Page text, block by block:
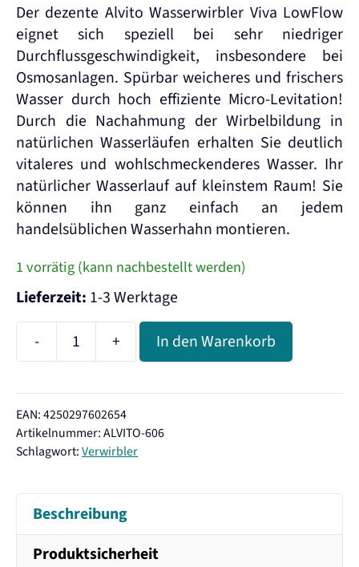
Der dezente Alvito Wasserwirbler Viva LowFlow
eignet sich speziell bei sehr niedriger
Durchflussgeschwindigkeit, insbesondere bei
Osmosanlagen. Spürbar weicheres und frischers
Wasser durch hoch effiziente Micro-Levitation!
Durch die Nachahmung der Wirbelbildung in
natürlichen Wasserläufen erhalten Sie deutlich
vitaleres und wohlschmeckenderes Wasser. Ihr
natürlicher Wasserlauf auf kleinstem Raum! Sie
können ihn ganz einfach an jedem
handelsüblichen Wasserhahn montieren.
1 vorrätig (kann nachbestellt werden)
Lieferzeit: 1-3 Werktage
-
Alvito
Viva
LowFlow
Menge
+ In den Warenkorb
EAN: 4250297602654
Artikelnummer:ALVITO-606
Schlagwort:Verwirbler
Beschreibung
Produktsicherheit